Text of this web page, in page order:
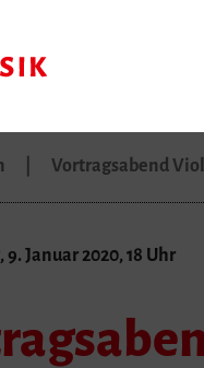
Vortragsabend
Januar 2020, 18 Uhr